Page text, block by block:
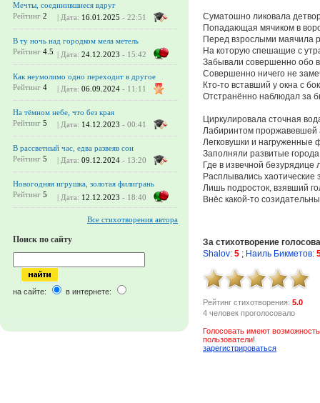
Мечты, соединившиеся вдруг
Рейтинг 2 | Дата: 16.01.2025 - 22:51
В ту ночь над городком мела метель
Рейтинг 4.5 | Дата: 24.12.2023 - 15:42
Как неумолимо одно переходит в другое
Рейтинг 4 | Дата: 06.09.2024 - 11:11
На тёмном небе, что без края
Рейтинг 5 | Дата: 14.12.2023 - 00:41
В рассветный час, едва развеяв сон
Рейтинг 5 | Дата: 09.12.2024 - 13:20
Новогодняя игрушка, золотая филигрань
Рейтинг 5 | Дата: 12.12.2023 - 18:40
Все стихотворения автора
Поиск по сайту
на сайте: в интернете:
Суматошно ликовала
Попадающая мячиком в
Перед взрослыми маячила
На которую спешащие с
Забывали совершенно обо
Совершенно ничего не
Кто-то вставший у окна с
Отстранённо наблюдал за
Циркулировала сточная
Лабиринтом проржавевшей
Легковушки и нагруженные
Заполняли развитые
Где в извечной безурядице
Расплывались хаотические
Лишь подросток, взявший
Внёс какой-то
За стихотворение
Shalov: 5 ; Наиль Бикметов:
Рейтинг стихотворения: 5.0
4 человек проголосовало
Голосовать имеют
пользователи!
зарегистрироваться